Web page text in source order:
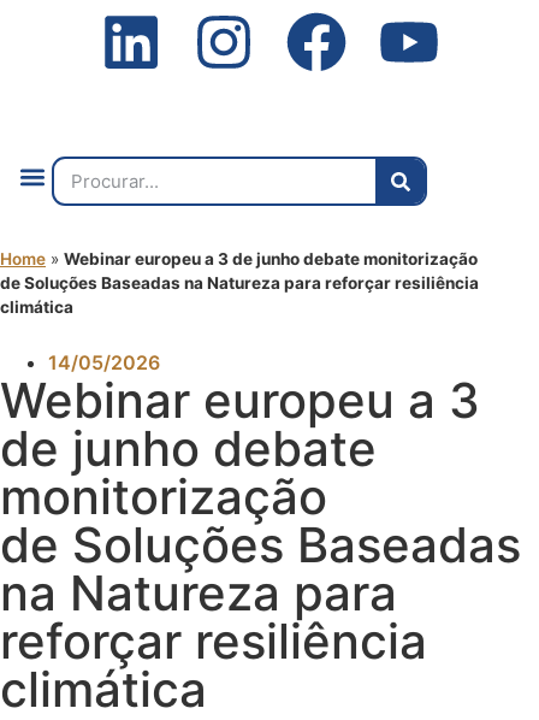
Home » Webinar europeu a 3 de junho debate monitorização
de Soluções Baseadas na Natureza para reforçar resiliência
climática
14/05/2026
Webinar europeu a 3
de junho debate
monitorização
de Soluções Baseadas
na Natureza para
reforçar resiliência
climática